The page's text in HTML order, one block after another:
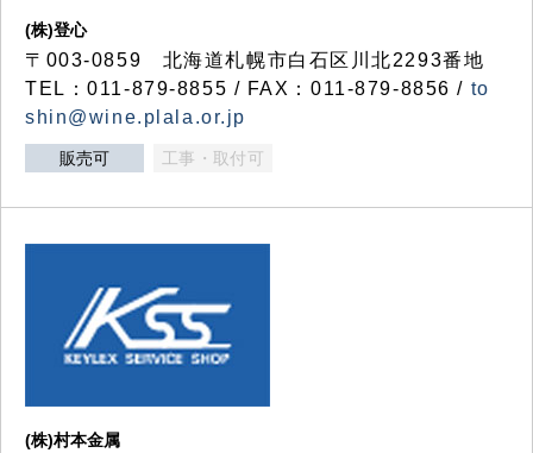
(株)登心
〒003-0859 北海道札幌市白石区川北2293番地
TEL：011-879-8855 / FAX：011-879-8856 / to
shin@wine.plala.or.jp
販売可 工事・取付可
(株)村本金属